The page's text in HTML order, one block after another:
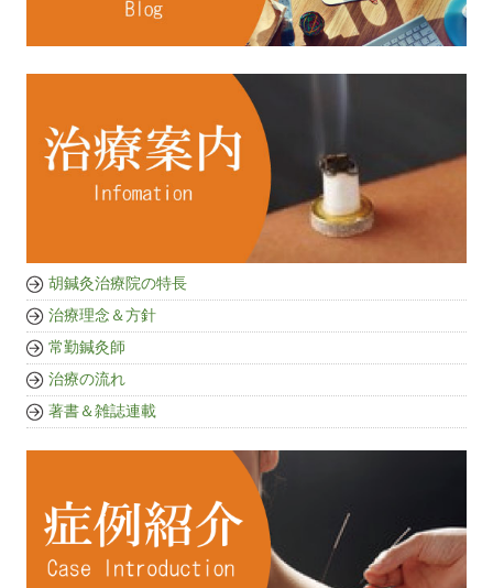
胡鍼灸治療院の特長
治療理念＆方針
常勤鍼灸師
治療の流れ
著書＆雑誌連載